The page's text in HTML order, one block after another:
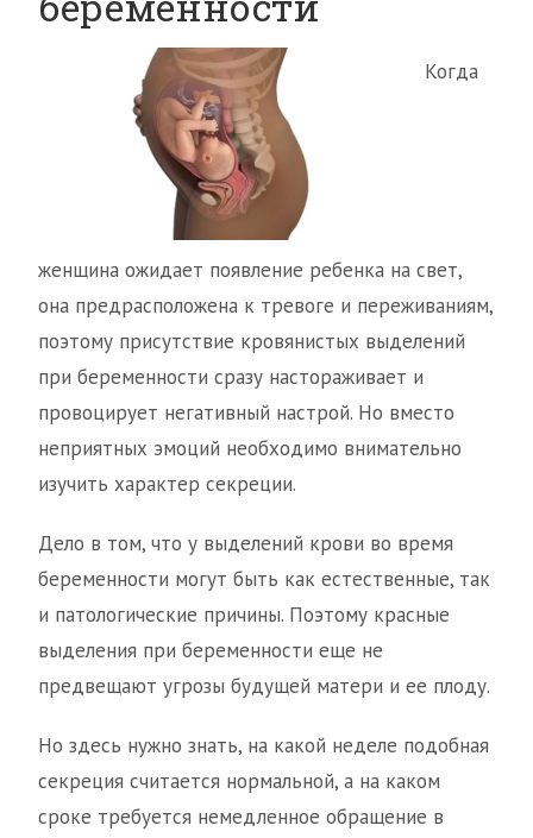
Когда
женщина ожидает появление ребенка на свет,
она предрасположена к тревоге и переживаниям,
поэтому присутствие кровянистых выделений
при беременности сразу настораживает и
провоцирует негативный настрой. Но вместо
неприятных эмоций необходимо внимательно
изучить характер секреции.
Дело в том, что у выделений крови во время
беременности могут быть как естественные, так
и патологические причины. Поэтому красные
выделения при беременности еще не
предвещают угрозы будущей матери и ее плоду.
Но здесь нужно знать, на какой неделе подобная
секреция считается нормальной, а на каком
сроке требуется немедленное обращение в